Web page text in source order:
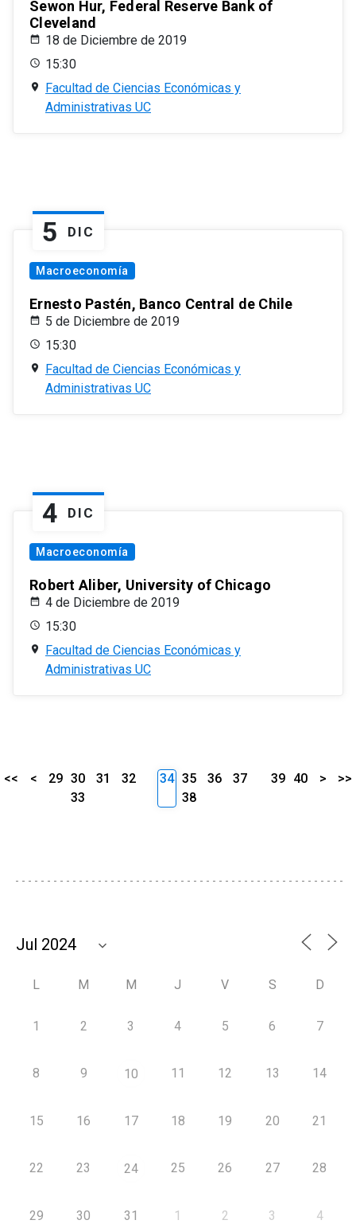
Sewon Hur, Federal Reserve Bank of
Cleveland
18 de Diciembre de 2019
15:30
Facultad de Ciencias Económicas y
Administrativas UC
5 DIC
Macroeconomía
Ernesto Pastén, Banco Central de Chile
5 de Diciembre de 2019
15:30
Facultad de Ciencias Económicas y
Administrativas UC
4 DIC
Macroeconomía
Robert Aliber, University of Chicago
4 de Diciembre de 2019
15:30
Facultad de Ciencias Económicas y
Administrativas UC
<< < 29 30 31
32
33
34 35 36
37
38
39 40 > >>
L M M J V S D
1 2 3 4 5 6 7
8 9 10 11 12 13 14
15 16 17 18 19 20 21
22 23 24 25 26 27 28
29 30 31 1 2 3 4